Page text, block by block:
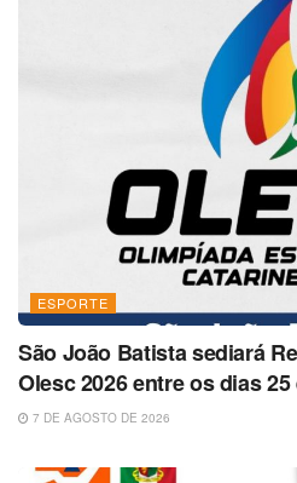
ESPORTE
São João Batista sediará
Olesc 2026 entre os dias
7 DE AGOSTO DE 2026